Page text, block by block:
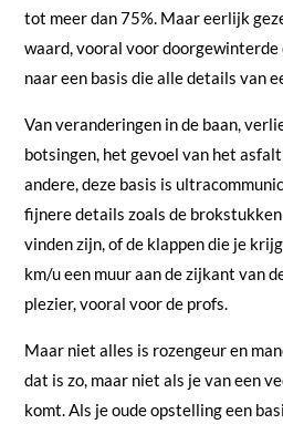
tot meer dan 75%. Maar eerlijk
waard, vooral voor doorgewinterde
naar een basis die alle details van
Van veranderingen in de baan,
botsingen, het gevoel van het
andere, deze basis is
fijnere details zoals de
vinden zijn, of de klappen die je
km/u een muur aan de zijkant van
plezier, vooral voor de profs.
Maar niet alles is rozengeur en
dat is zo, maar niet als je van een
komt. Als je oude opstelling een